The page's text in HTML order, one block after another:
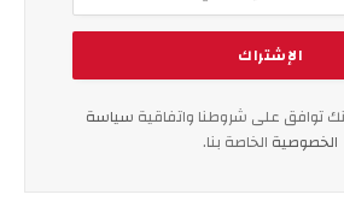
توافق على شروطنا واتفاقية سياسة
الخصوصية الخاصة بنا.